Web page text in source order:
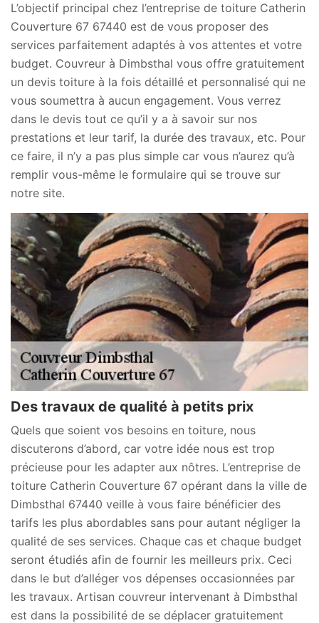
L’objectif principal chez l’entreprise de toiture Catherin
Couverture 67 67440 est de vous proposer des
services parfaitement adaptés à vos attentes et votre
budget. Couvreur à Dimbsthal vous offre gratuitement
un devis toiture à la fois détaillé et personnalisé qui ne
vous soumettra à aucun engagement. Vous verrez
dans le devis tout ce qu’il y a à savoir sur nos
prestations et leur tarif, la durée des travaux, etc. Pour
ce faire, il n’y a pas plus simple car vous n’aurez qu’à
remplir vous-même le formulaire qui se trouve sur
notre site.
Des travaux de qualité à petits prix
Quels que soient vos besoins en toiture, nous
discuterons d’abord, car votre idée nous est trop
précieuse pour les adapter aux nôtres. L’entreprise de
toiture Catherin Couverture 67 opérant dans la ville de
Dimbsthal 67440 veille à vous faire bénéficier des
tarifs les plus abordables sans pour autant négliger la
qualité de ses services. Chaque cas et chaque budget
seront étudiés afin de fournir les meilleurs prix. Ceci
dans le but d’alléger vos dépenses occasionnées par
les travaux. Artisan couvreur intervenant à Dimbsthal
est dans la possibilité de se déplacer gratuitement